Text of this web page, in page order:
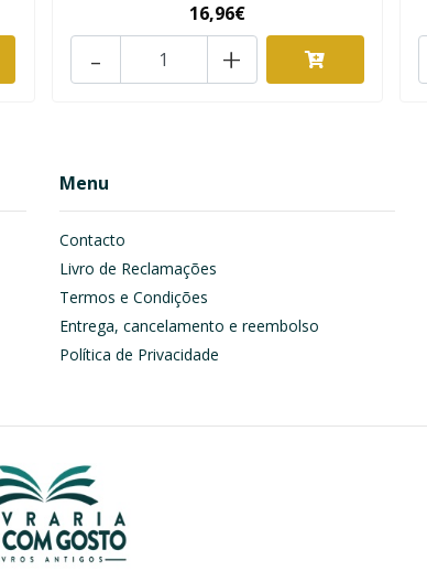
16,96€
+
-
Menu
Contacto
Livro de Reclamações
Termos e Condições
Entrega, cancelamento e reembolso
Política de Privacidade